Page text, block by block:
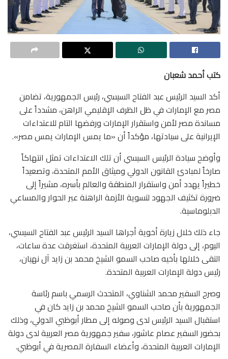
كتب أحمد شعبان
أكد السيد الرئيس عبد الفتاح السيسي، رئيس الجمهورية، تضامن
مصر مع الإمارات في ظل الظرف الإقليمي الراهن، مشدداً على
مساندة مصر لأمن واستقرار الإمارات ورفضها التام للاعتداءات
الإيرانية على سيادتها، مؤكداً أن «ما يمس الإمارات يمس مصر».
وأوضح سيادة الرئيس السيسي أن تلك الاعتداءات تمثل انتهاكاً
صارخاً لمبادئ القانون الدولي وميثاق الأمم المتحدة، وتصعيداً
خطيراً يهدد أمن واستقرار المنطقة والعالم بأسره، مشيراً إلى
ضرورة تكثيف الجهود لتسوية الأزمة الراهنة عبر الحوار والمساعي
الدبلوماسية.
جاء ذلك خلال زيارة أخوية أجراها السيد الرئيس عبد الفتاح السيسي،
اليوم، إلى دولة الإمارات العربية المتحدة، استغرقت عدة ساعات،
التقى خلالها بأخيه صاحب السمو الشيخ محمد بن زايد آل نهيان،
رئيس دولة الإمارات العربية المتحدة.
وصرح السفير محمد الشناوي، المتحدث الرسمي باسم رئاسة
الجمهورية بأن صاحب السمو الشيخ محمد بن زايد كان في
استقبال السيد الرئيس لدى وصوله إلى مطار أبوظبي الدولي، وذلك
بحضور السفير عصام عاشور، سفير جمهورية مصر العربية لدى دولة
الإمارات العربية المتحدة، وأعضاء السفارة المصرية في أبوظبي.